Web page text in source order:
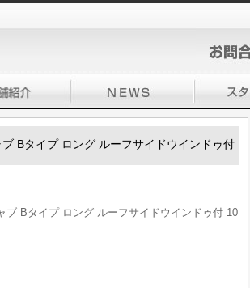
Bタイプ ロング ルーフサイドウインドゥ付
Bタイプ ロング ルーフサイドウインドゥ付 10